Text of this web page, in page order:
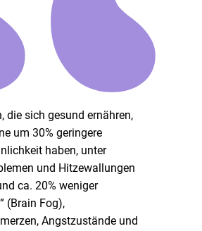
die sich gesund ernähren,
um 30% geringere
haben, unter
und Hitzewallungen
ca. 20% weniger
(Brain Fog),
Angstzustände und